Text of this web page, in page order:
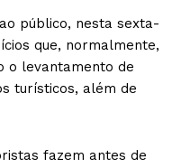
público, nesta sexta-
que, normalmente,
o levantamento de
turísticos, além de
fazem antes de